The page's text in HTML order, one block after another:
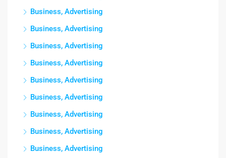
Business, Advertising
Business, Advertising
Business, Advertising
Business, Advertising
Business, Advertising
Business, Advertising
Business, Advertising
Business, Advertising
Business, Advertising